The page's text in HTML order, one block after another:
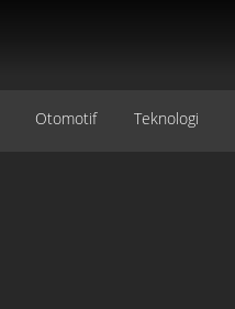
Otomotif Teknologi